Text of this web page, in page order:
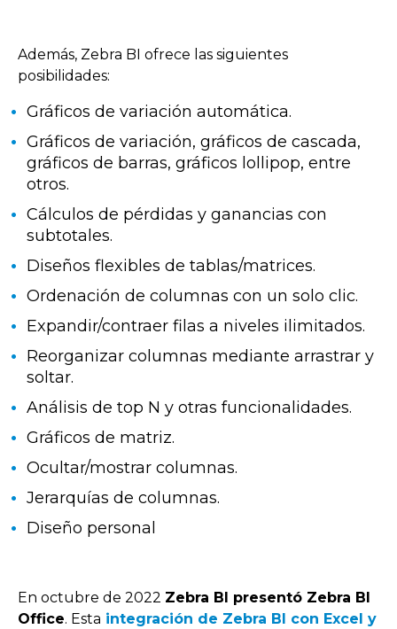
Además, Zebra BI ofrece las siguientes
posibilidades:
Gráficos de variación automática.
Gráficos de variación, gráficos de cascada,
gráficos de barras, gráficos lollipop, entre
otros.
Cálculos de pérdidas y ganancias con
subtotales.
Diseños flexibles de tablas/matrices.
Ordenación de columnas con un solo clic.
Expandir/contraer filas a niveles ilimitados.
Reorganizar columnas mediante arrastrar y
soltar.
Análisis de top N y otras funcionalidades.
Gráficos de matriz.
Ocultar/mostrar columnas.
Jerarquías de columnas.
Diseño personal
En octubre de 2022 Zebra BI presentó Zebra BI
Office. Esta integración de Zebra BI con Excel y